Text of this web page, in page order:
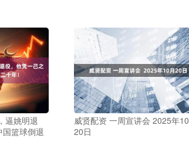
逼姚明退
篮球倒退
威贤配资 一周宣讲会 2025年
20日